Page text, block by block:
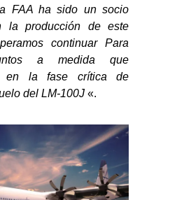
FAA ha sido un socio
la producción de este
continuar Para
a medida que
en la fase crítica de
del LM-100J «.